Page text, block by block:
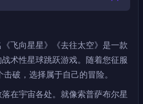
《飞向星星》《去往太空》是一款
术性星球跳跃游戏。随着您征服
破，选择属于自己的冒险。
在宇宙各处。就像索普萨布尔星